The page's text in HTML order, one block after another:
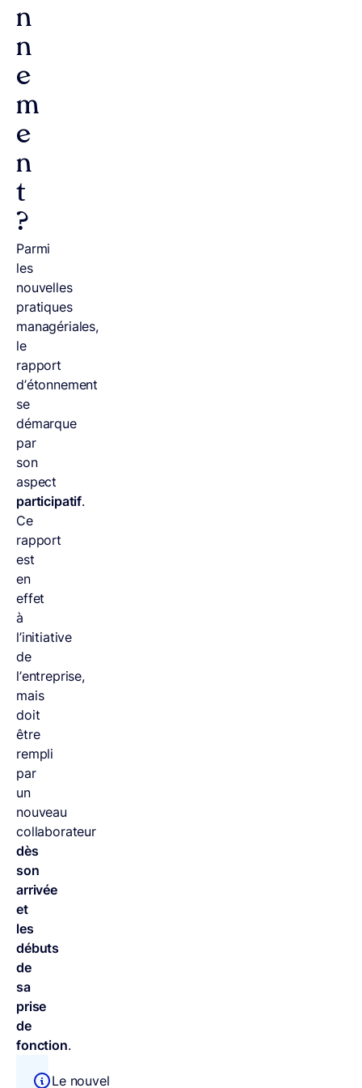
n
n
e
m
e
n
t
?
Parmi
les
nouvelles
pratiques
managériales,
le
rapport
d’étonnement
se
démarque
par
son
aspect
participatif.
Ce
rapport
est
en
effet
à
l’initiative
de
l’entreprise,
mais
doit
être
rempli
par
un
nouveau
collaborateur
dès
son
arrivée
et
les
débuts
de
sa
prise
de
fonction.
Le nouvel